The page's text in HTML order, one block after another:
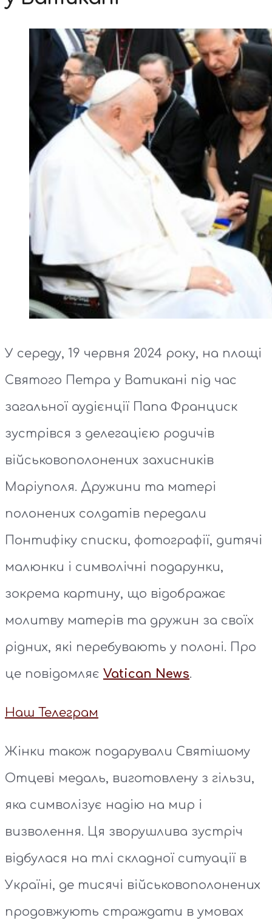
У середу, 19 червня 2024 року, на площі
Святого Петра у Ватикані під час
загальної аудієнції Папа Франциск
зустрівся з делегацією родичів
військовополонених захисників
Маріуполя. Дружини та матері
полонених солдатів передали
Понтифіку списки, фотографії, дитячі
малюнки і символічні подарунки,
зокрема картину, що відображає
молитву матерів та дружин за своїх
рідних, які перебувають у полоні. Про
це повідомляє Vatican News.
Наш Телеграм
Жінки також подарували Святішому
Отцеві медаль, виготовлену з гільзи,
яка символізує надію на мир і
визволення. Ця зворушлива зустріч
відбулася на тлі складної ситуації в
Україні, де тисячі військовополонених
продовжують страждати в умовах